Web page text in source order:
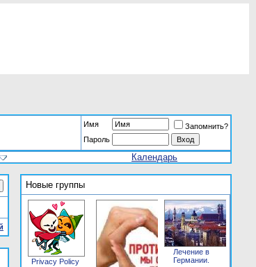
Имя
Запомнить?
Пароль
Календарь
Новые группы
Privacy Policy
Лечение в
Германии.